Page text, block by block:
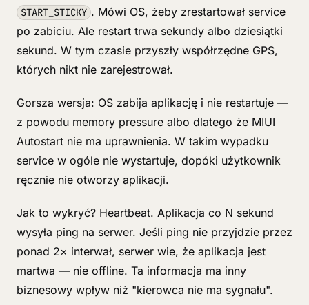
START_STICKY . Mówi OS, żeby zrestartował service
po zabiciu. Ale restart trwa sekundy albo dziesiątki
sekund. W tym czasie przyszły współrzędne GPS,
których nikt nie zarejestrował.
Gorsza wersja: OS zabija aplikację i nie restartuje —
z powodu memory pressure albo dlatego że MIUI
Autostart nie ma uprawnienia. W takim wypadku
service w ogóle nie wystartuje, dopóki użytkownik
ręcznie nie otworzy aplikacji.
Jak to wykryć? Heartbeat. Aplikacja co N sekund
wysyła ping na serwer. Jeśli ping nie przyjdzie przez
ponad 2× interwał, serwer wie, że aplikacja jest
martwa — nie offline. Ta informacja ma inny
biznesowy wpływ niż "kierowca nie ma sygnału".